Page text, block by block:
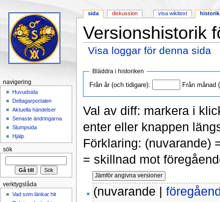
Versionshistorik
Visa loggar för denna sida
Bläddra i historiken
Från år (och tidigare): Från månad
Val av diff: markera i
enter eller knappen
Förklaring: (nuvarande)
= skillnad mot
(nuvarande |
sida diskussion visa wikitext historik
navigering
Huvudsida
Deltagarportalen
Aktuella händelser
Senaste ändringarna
Slumpsida
Hjälp
sök
verktygslåda
Vad som länkar hit